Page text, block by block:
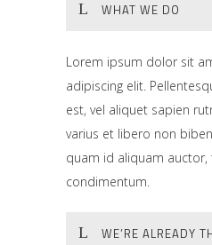
WHAT WE DO
Lorem ipsum dolor sit
adipiscing elit.
est, vel aliquet sapien
varius et libero non
quam id aliquam auctor,
condimentum.
WE’RE ALREADY